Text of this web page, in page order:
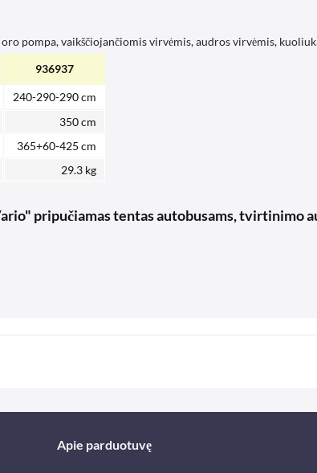
pompa, vaikščiojančiomis virvėmis, audros virvėmis,
936937
240-290-290 cm
350 cm
365+60-425 cm
29.3 kg
pripučiamas tentas autobusams, tvirtinimo
Apie parduotuvę